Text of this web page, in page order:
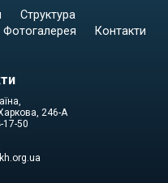
Структура
Фотогалерея Контакти
246-А
17-50